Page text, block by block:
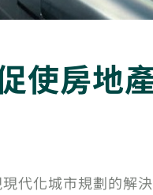
使房地
代化城市規劃的解